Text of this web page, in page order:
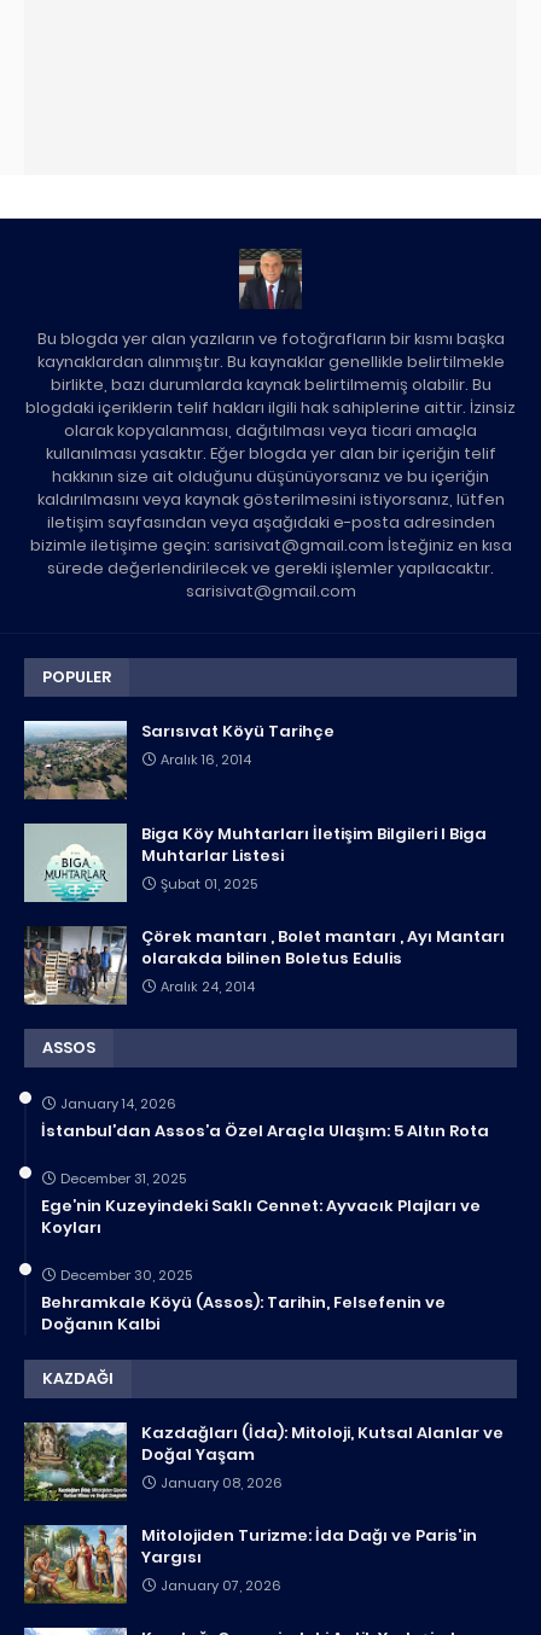
Bu blogda yer alan yazıların ve fotoğrafların bir kısmı başka
kaynaklardan alınmıştır. Bu kaynaklar genellikle belirtilmekle
birlikte, bazı durumlarda kaynak belirtilmemiş olabilir. Bu
blogdaki içeriklerin telif hakları ilgili hak sahiplerine aittir. İzinsiz
olarak kopyalanması, dağıtılması veya ticari amaçla
kullanılması yasaktır. Eğer blogda yer alan bir içeriğin telif
hakkının size ait olduğunu düşünüyorsanız ve bu içeriğin
kaldırılmasını veya kaynak gösterilmesini istiyorsanız, lütfen
iletişim sayfasından veya aşağıdaki e-posta adresinden
bizimle iletişime geçin: sarisivat@gmail.com İsteğiniz en kısa
sürede değerlendirilecek ve gerekli işlemler yapılacaktır.
sarisivat@gmail.com
POPULER
Sarısıvat Köyü Tarihçe
Aralık 16, 2014
Biga Köy Muhtarları İletişim Bilgileri I Biga
Muhtarlar Listesi
Şubat 01, 2025
Çörek mantarı , Bolet mantarı , Ayı Mantarı
olarakda bilinen Boletus Edulis
Aralık 24, 2014
ASSOS
January 14, 2026
İstanbul’dan Assos’a Özel Araçla Ulaşım: 5 Altın Rota
December 31, 2025
Ege’nin Kuzeyindeki Saklı Cennet: Ayvacık Plajları ve
Koyları
December 30, 2025
Behramkale Köyü (Assos): Tarihin, Felsefenin ve
Doğanın Kalbi
KAZDAĞI
Kazdağları (İda): Mitoloji, Kutsal Alanlar ve
Doğal Yaşam
January 08, 2026
Mitolojiden Turizme: İda Dağı ve Paris'in
Yargısı
January 07, 2026